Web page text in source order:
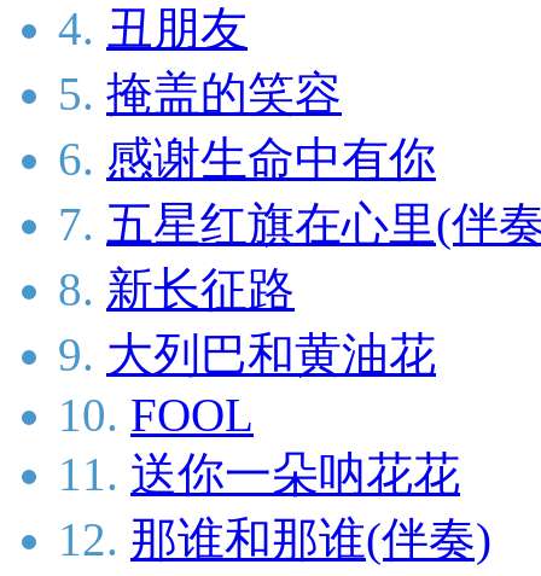
4. 丑朋友
5. 掩盖的笑容
6. 感谢生命中有你
7. 五星红旗在心里(伴
8. 新长征路
9. 大列巴和黄油花
10. FOOL
11. 送你一朵呐花花
12. 那谁和那谁(伴奏)